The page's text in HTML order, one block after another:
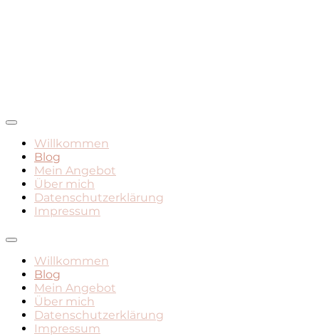
Mami Mara – Der Mama
Blog
Willkommen
Blog
Mein Angebot
Über mich
Datenschutzerklärung
Impressum
Willkommen
Blog
Mein Angebot
Über mich
Datenschutzerklärung
Impressum